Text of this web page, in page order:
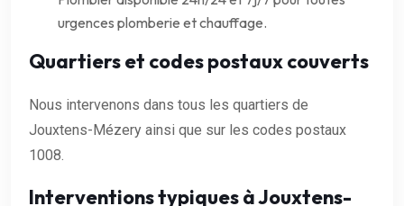
urgences plomberie et chauffage.
Quartiers et codes postaux couverts
Nous intervenons dans tous les quartiers de
Jouxtens-Mézery ainsi que sur les codes postaux
1008.
Interventions typiques à Jouxtens-